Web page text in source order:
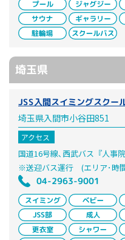
埼玉県
JSS入間スイミングスクー
埼玉県入間市小谷田851
アクセス
国道16号線､西武バス『人事
※送迎バス運行 (エリア･時
04-2963-9001